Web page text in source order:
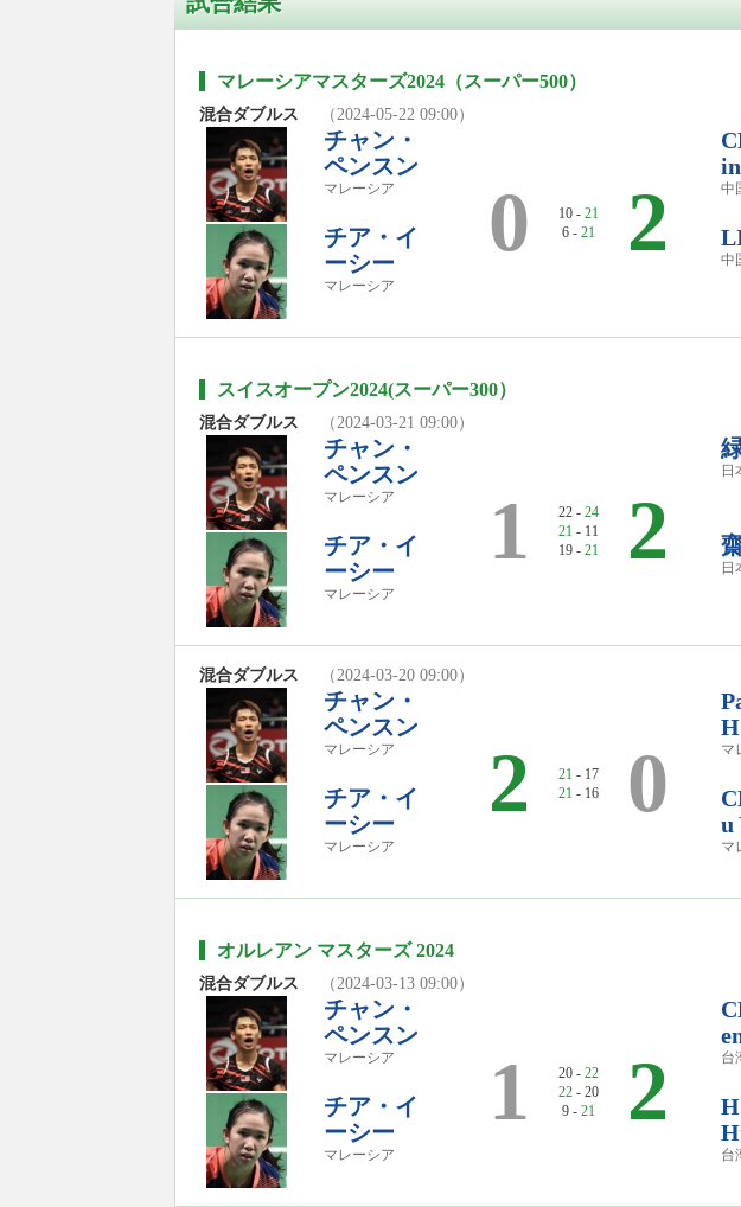
マレーシアマスターズ2024（スーパー500）
混合ダブルス （2024-05-22 09:00）
チャン・
ペンスン
マレーシア
チア・イ
ーシー
マレーシア
0 10 - 21
6 - 21 2 中
中
スイスオープン2024(スーパー300）
混合ダブルス （2024-03-21 09:00）
チャン・
ペンスン
マレーシア
チア・イ
ーシー
マレーシア
1 22 - 24
21 - 11
19 - 21 2
日
日
混合ダブルス （2024-03-20 09:00）
チャン・
ペンスン
マレーシア
チア・イ
ーシー
マレーシア
2 21 - 17
21 - 16 0 マ
u
マ
オルレアン マスターズ 2024
混合ダブルス （2024-03-13 09:00）
チャン・
ペンスン
マレーシア
チア・イ
ーシー
マレーシア
1 20 - 22
22 - 20
9 - 21 2 台
台